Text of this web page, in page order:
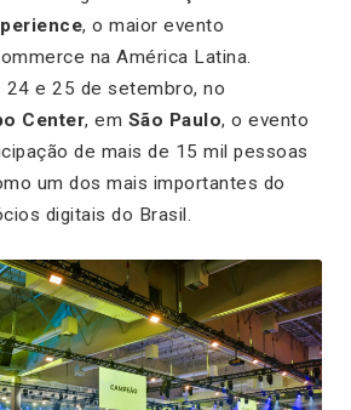
, o maior evento
na América Latina.
24 e 25 de setembro, no
Center, em São Paulo, o evento
de mais de 15 mil pessoas
um dos mais importantes do
digitais do Brasil.